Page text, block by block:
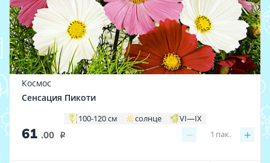
Космос
Сенсация Пикоти
100-120 см солнце VI—IX
61 .00 i − +
1 пак.